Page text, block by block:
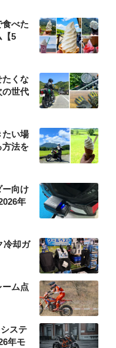
食べた
【5
たくな
の世代
たい場
法を
ー向け
年
冷却ガ
ーム点
ステ
年モ